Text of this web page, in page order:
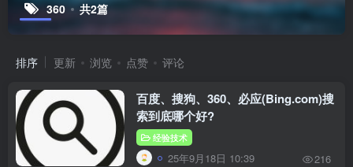
360 共2篇
排序 更新 浏览 点赞 评论
百度、搜狗、360、必应(Bing.com)搜
索到底哪个好?
经验技术
25年9月18日 10:39 216